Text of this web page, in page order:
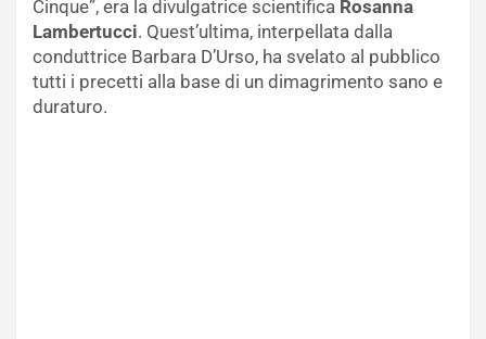
Cinque”, era la divulgatrice scientifica Rosanna
Lambertucci. Quest’ultima, interpellata dalla
conduttrice Barbara D’Urso, ha svelato al pubblico
tutti i precetti alla base di un dimagrimento sano e
duraturo.